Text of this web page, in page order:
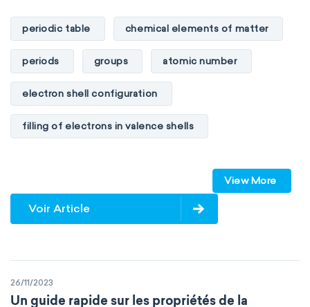
Environmental chemistry Green chemistry
Supramolecular chemistry
Theoretical chemistry Wet chemistry
Agrochemistry Atmospheric chemistry
Flow chemistry
Immunohistochemistry Immunochemistry
periodic table chemical elements of matter
periods groups atomic number
electron shell configuration
filling of electrons in valence shells
transactinides element blocks s-block
p-block d-block f-block
metalloids
View More
Voir Article
26/11/2023
Un guide rapide sur les propriétés de la